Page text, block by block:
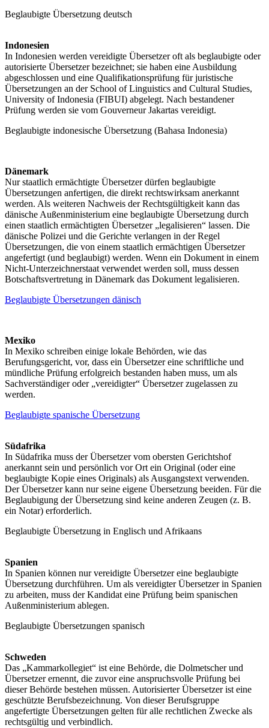
Beglaubigte Übersetzung deutsch
Indonesien
In Indonesien werden vereidigte Übersetzer oft als beglaubigte oder
autorisierte Übersetzer bezeichnet; sie haben eine Ausbildung
abgeschlossen und eine Qualifikationsprüfung für juristische
Übersetzungen an der School of Linguistics and Cultural Studies,
University of Indonesia (FIBUI) abgelegt. Nach bestandener
Prüfung werden sie vom Gouverneur Jakartas vereidigt.
Beglaubigte indonesische Übersetzung (Bahasa Indonesia)
Dänemark
Nur staatlich ermächtigte Übersetzer dürfen beglaubigte
Übersetzungen anfertigen, die direkt rechtswirksam anerkannt
werden. Als weiteren Nachweis der Rechtsgültigkeit kann das
dänische Außenministerium eine beglaubigte Übersetzung durch
einen staatlich ermächtigten Übersetzer „legalisieren“ lassen. Die
dänische Polizei und die Gerichte verlangen in der Regel
Übersetzungen, die von einem staatlich ermächtigen Übersetzer
angefertigt (und beglaubigt) werden. Wenn ein Dokument in einem
Nicht-Unterzeichnerstaat verwendet werden soll, muss dessen
Botschaftsvertretung in Dänemark das Dokument legalisieren.
Beglaubigte Übersetzungen dänisch
Mexiko
In Mexiko schreiben einige lokale Behörden, wie das
Berufungsgericht, vor, dass ein Übersetzer eine schriftliche und
mündliche Prüfung erfolgreich bestanden haben muss, um als
Sachverständiger oder „vereidigter“ Übersetzer zugelassen zu
werden.
Beglaubigte spanische Übersetzung
Südafrika
In Südafrika muss der Übersetzer vom obersten Gerichtshof
anerkannt sein und persönlich vor Ort ein Original (oder eine
beglaubigte Kopie eines Originals) als Ausgangstext verwenden.
Der Übersetzer kann nur seine eigene Übersetzung beeiden. Für die
Beglaubigung der Übersetzung sind keine anderen Zeugen (z. B.
ein Notar) erforderlich.
Beglaubigte Übersetzung in Englisch und Afrikaans
Spanien
In Spanien können nur vereidigte Übersetzer eine beglaubigte
Übersetzung durchführen. Um als vereidigter Übersetzer in Spanien
zu arbeiten, muss der Kandidat eine Prüfung beim spanischen
Außenministerium ablegen.
Beglaubigte Übersetzungen spanisch
Schweden
Das „Kammarkollegiet“ ist eine Behörde, die Dolmetscher und
Übersetzer ernennt, die zuvor eine anspruchsvolle Prüfung bei
dieser Behörde bestehen müssen. Autorisierter Übersetzer ist eine
geschützte Berufsbezeichnung. Von dieser Berufsgruppe
angefertigte Übersetzungen gelten für alle rechtlichen Zwecke als
rechtsgültig und verbindlich.